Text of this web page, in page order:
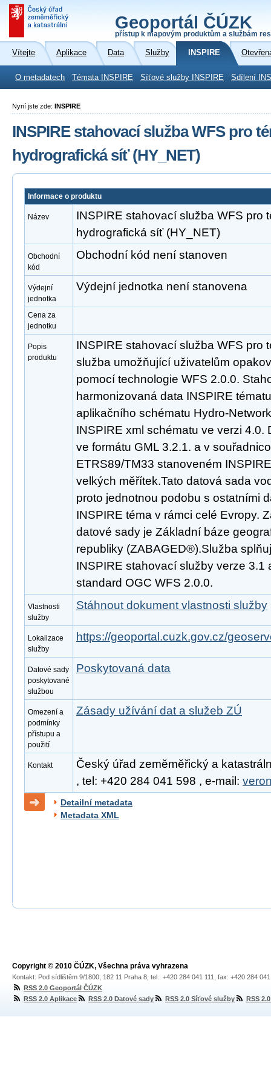
Geoportál ČÚZK
přístup k mapovým produktům a službám
Vítejte Aplikace Data Služby INSPIRE
O metadatech Témata INSPIRE Síťové služby INSPIRE Sdílení
Nyní jste zde: INSPIRE
INSPIRE stahovací služba WFS pro
hydrografická síť (HY_NET)
Informace o produktu
Název
INSPIRE stahovací služba WFS pro
hydrografická síť (HY_NET)
Obchodní
kód
Obchodní kód není stanoven
Výdejní
jednotka
Výdejní jednotka není stanovena
Cena za
jednotku
Popis
produktu
INSPIRE stahovací služba WFS pro
služba umožňující uživatelům
pomocí technologie WFS 2.0.0.
harmonizovaná data INSPIRE
aplikačního schématu Hydro-
INSPIRE xml schématu ve verzi 4.0.
ve formátu GML 3.2.1. a v
ETRS89/TM33 stanoveném
velkých měřítek.Tato datová sada
proto jednotnou podobu s ostatními
INSPIRE téma v rámci celé Evropy.
datové sady je Základní báze
republiky (ZABAGED®).Služba
INSPIRE stahovací služby verze 3.1
standard OGC WFS 2.0.0.
Vlastnosti
služby
Stáhnout dokument vlastnosti služby
Lokalizace
služby
https://geoportal.cuzk.gov.cz/
Datové sady
poskytované
službou
Poskytovaná data
Omezení a
podmínky
přístupu a
použití
Zásady užívání dat a služeb ZÚ
Kontakt
Český úřad zeměměřický a
, tel: +420 284 041 598 , e-mail:
Detailní metadata
Metadata XML
Copyright © 2010 ČÚZK, Všechna práva vyhrazena
Kontakt: Pod sídlištěm 9/1800, 182 11 Praha 8, tel.: +420 284 041 111, fax: +420 284
RSS 2.0 Geoportál ČÚZK
RSS 2.0 Aplikace
RSS 2.0 Datové sady RSS 2.0 Síťové služby RSS